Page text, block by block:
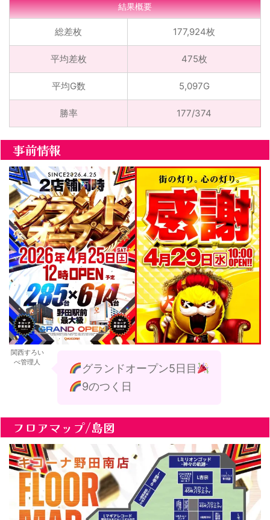
結果概要
総差枚 177,924枚
平均差枚 475枚
平均G数 5,097G
勝率 177/374
事前情報
関西すろい
べ管理人
グランドオープン5日目
9のつく日
フロアマップ/島図